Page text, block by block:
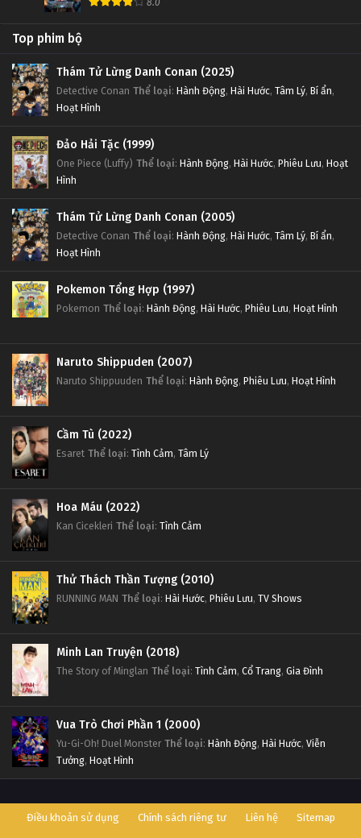
Tập 23
Tập 22
Đấu Phá Thương Khung Ngoại Truyện Tập 21
Đấu Phá Thương Khung Ngoại Truyện Tập 19
Đấu Phá Thương Khung Ngoại Truyện Tập 18
Đấu Phá Thương Khung Ngoại Truyện Tập 17
Đấu Phá Thương Khung Ngoại Truyện Tập 16
Tập 16
Đấu Phá Thương Khung Ngoại Truyện Tập 15
Tập 15
Tập 14
Tập 13
Đấu Phá Thương Khung Ngoại Truyện Tập 11
Tập 11
Đấu Phá Thương Khung Ngoại Truyện Tập 10
8.0
Top phim bộ
Thám Tử Lừng Danh Conan (2025)
Detective Conan Thể loại: Hành Động, Hài Hước, Tâm Lý, Bí ẩn,
Hoạt Hình
Đảo Hải Tặc (1999)
One Piece (Luffy) Thể loại: Hành Động, Hài Hước, Phiêu Lưu, Hoạt
Hình
Thám Tử Lừng Danh Conan (2005)
Detective Conan Thể loại: Hành Động, Hài Hước, Tâm Lý, Bí ẩn,
Hoạt Hình
Pokemon Tổng Hợp (1997)
Pokemon Thể loại: Hành Động, Hài Hước, Phiêu Lưu, Hoạt Hình
Naruto Shippuden (2007)
Naruto Shippuuden Thể loại: Hành Động, Phiêu Lưu, Hoạt Hình
Cầm Tù (2022)
Esaret Thể loại: Tình Cảm, Tâm Lý
Hoa Máu (2022)
Kan Cicekleri Thể loại: Tình Cảm
Thử Thách Thần Tượng (2010)
RUNNING MAN Thể loại: Hài Hước, Phiêu Lưu, TV Shows
Minh Lan Truyện (2018)
The Story of Minglan Thể loại: Tình Cảm, Cổ Trang, Gia Đình
Vua Trò Chơi Phần 1 (2000)
Yu-Gi-Oh! Duel Monster Thể loại: Hành Động, Hài Hước, Viễn
Tưởng, Hoạt Hình
Điều khoản sử dụng Chính sách riêng tư Liên hệ Sitemap